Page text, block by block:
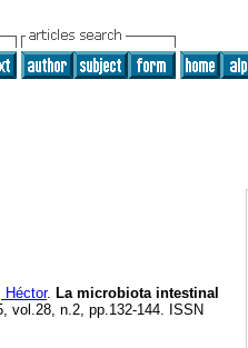
Héctor. La microbiota intestinal
vol.28, n.2, pp.132-144. ISSN